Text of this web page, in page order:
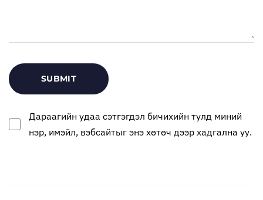
Дараагийн удаа сэтгэгдэл бичихийн тулд миний
нэр, имэйл, вэбсайтыг энэ хөтөч дээр хадгална уу.